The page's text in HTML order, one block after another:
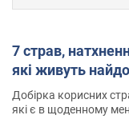
7 страв,
які живуть
Добірка корисних
які є в щоденному